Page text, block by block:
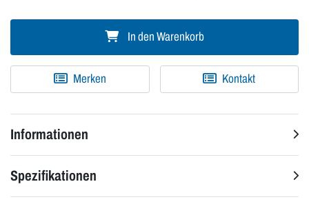
In den Warenkorb
Merken Kontakt
Informationen
Spezifikationen